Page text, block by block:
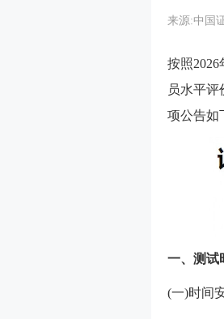
来源:中国
按照
员水平
项公告如
一、测试
(一)时间